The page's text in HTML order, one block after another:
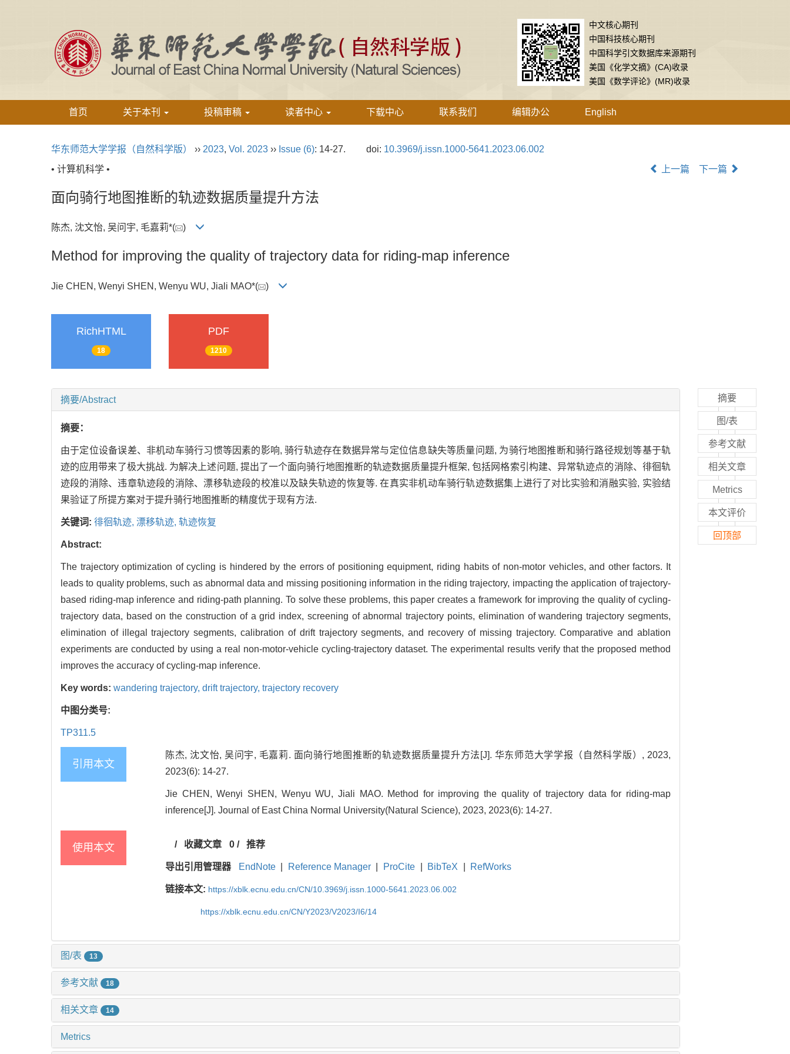
中文核心期刊
中国科技核心期刊
中国科学引文数据库来源期刊
美国《化学文摘》(CA)收录
美国《数学评论》(MR)收录
首页 关于本刊 投稿审稿 读者中心 下载中心 联系我们 编辑办公 English
华东师范大学学报（自然科学版） ›› 2023, Vol. 2023 ›› Issue (6): 14-27. doi: 10.3969/j.issn.1000-5641.2023.06.002
• 计算机科学 •
上一篇 下一篇
面向骑行地图推断的轨迹数据质量提升方法
陈杰, 沈文怡, 吴问宇, 毛嘉莉*( )
Method for improving the quality of trajectory data for riding-map inference
Jie CHEN, Wenyi SHEN, Wenyu WU, Jiali MAO*( )
RichHTML
18
PDF
1210
摘要/Abstract
摘要：
由于定位设备误差、非机动车骑行习惯等因素的影响, 骑行轨迹存在数据异常与定位信息缺失等质量问题, 为骑行地图推断和骑行路径规划等基于轨
迹的应用带来了极大挑战. 为解决上述问题, 提出了一个面向骑行地图推断的轨迹数据质量提升框架, 包括网格索引构建、异常轨迹点的消除、徘徊轨
迹段的消除、违章轨迹段的消除、漂移轨迹段的校准以及缺失轨迹的恢复等. 在真实非机动车骑行轨迹数据集上进行了对比实验和消融实验, 实验结
果验证了所提方案对于提升骑行地图推断的精度优于现有方法.
关键词: 徘徊轨迹, 漂移轨迹, 轨迹恢复
Abstract:
The trajectory optimization of cycling is hindered by the errors of positioning equipment, riding habits of non-motor vehicles, and other factors. It
leads to quality problems, such as abnormal data and missing positioning information in the riding trajectory, impacting the application of trajectory-
based riding-map inference and riding-path planning. To solve these problems, this paper creates a framework for improving the quality of cycling-
trajectory data, based on the construction of a grid index, screening of abnormal trajectory points, elimination of wandering trajectory segments,
elimination of illegal trajectory segments, calibration of drift trajectory segments, and recovery of missing trajectory. Comparative and ablation
experiments are conducted by using a real non-motor-vehicle cycling-trajectory dataset. The experimental results verify that the proposed method
improves the accuracy of cycling-map inference.
Key words: wandering trajectory, drift trajectory, trajectory recovery
中图分类号:
TP311.5
引用本文
陈杰, 沈文怡, 吴问宇, 毛嘉莉. 面向骑行地图推断的轨迹数据质量提升方法[J]. 华东师范大学学报（自然科学版）, 2023,
2023(6): 14-27.
Jie CHEN, Wenyi SHEN, Wenyu WU, Jiali MAO. Method for improving the quality of trajectory data for riding-map
inference[J]. Journal of East China Normal University(Natural Science), 2023, 2023(6): 14-27.
使用本文 / 收藏文章 0/ 推荐
导出引用管理器 EndNote Reference Manager ProCite BibTeX RefWorks
链接本文: https://xblk.ecnu.edu.cn/CN/10.3969/j.issn.1000-5641.2023.06.002
https://xblk.ecnu.edu.cn/CN/Y2023/V2023/I6/14
图/表 13
参考文献 18
相关文章 14
Metrics
摘要
图/表
参考文献
相关文章
Metrics
本文评价
回顶部